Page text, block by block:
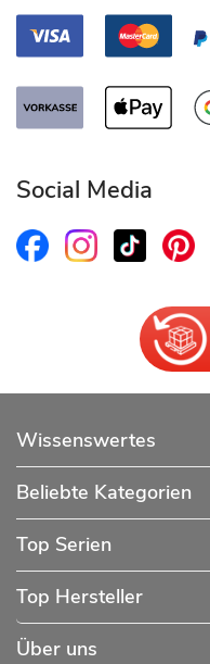
Social Media
Wissenswertes
Beliebte Kategorien
Top Serien
Top Hersteller
Über uns